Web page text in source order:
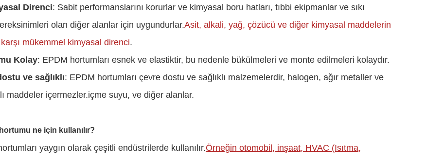
Direnci: Sabit performanslarını korurlar ve kimyasal boru hatları, tıbbi ekipmanlar ve sıkı
olan diğer alanlar için uygundurlar.Asit, alkali, yağ, çözücü ve diğer kimyasal maddelerin
mükemmel kimyasal direnci.
Kolay: EPDM hortumları esnek ve elastiktir, bu nedenle bükülmeleri ve monte edilmeleri kolaydır.
ve sağlıklı: EPDM hortumları çevre dostu ve sağlıklı malzemelerdir, halogen, ağır metaller ve
maddeler içermezler.içme suyu, ve diğer alanlar.
ne için kullanılır?
yaygın olarak çeşitli endüstrilerde kullanılır.Örneğin otomobil, inşaat, HVAC (Isıtma,